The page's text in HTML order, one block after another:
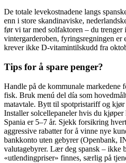
De totale levekostnadene langs
enn i store skandinaviske,
før vi tar med solfaktoren – du trenger
vintergarderoben, fyringsregningen er
krever ikke D-vitamintilskudd fra
Tips for å spare penger?
Handle på de kommunale markedene
fisk. Bruk menú del día som
matavtale. Bytt til spotpristariff og
Installer solcellepaneler hvis du
Spania er 5–7 år. Sjekk forsikring
aggressive rabatter for å vinne nye
bankkonto uten gebyrer (Openbank,
valutagebyrer. Lær deg spansk – ikke
«utlendingpriser» finnes, særlig på